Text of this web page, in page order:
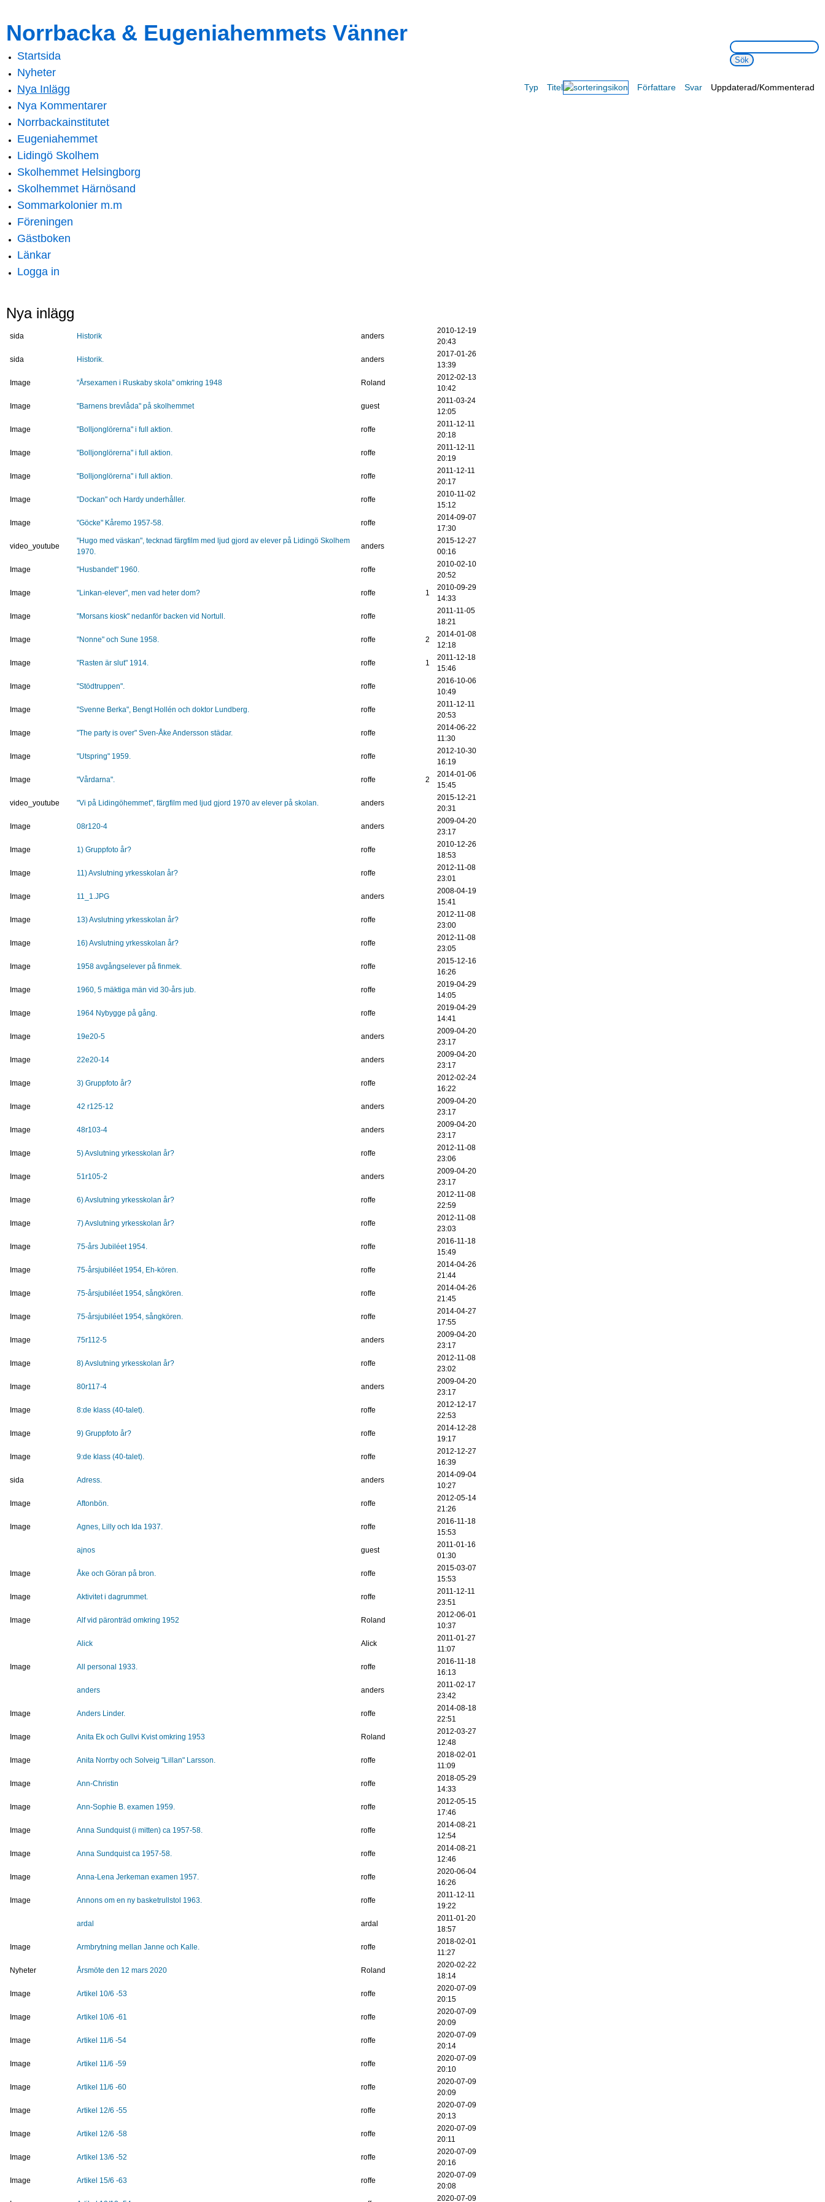
main
content
navigation
Norrbacka & Eugeniahemmets Vänner
Sök på webbsidan:
Main menu
Startsida
Nyheter
Nya Inlägg
Nya Kommentarer
Norrbackainstitutet
Eugeniahemmet
Lidingö Skolhem
Skolhemmet Helsingborg
Skolhemmet Härnösand
Sommarkolonier m.m
Föreningen
Gästboken
Länkar
Logga in
Nya inlägg
Typ Titel Författare Svar Uppdaterad/Kommenterad
sida Historik anders
2010-12-19
20:43
sida Historik. anders
2017-01-26
13:39
Image "Årsexamen i Ruskaby skola" omkring 1948 Roland
2012-02-13
10:42
Image "Barnens brevlåda" på skolhemmet guest
2011-03-24
12:05
Image "Bolljonglörerna" i full aktion. roffe
2011-12-11
20:18
Image "Bolljonglörerna" i full aktion. roffe
2011-12-11
20:19
Image "Bolljonglörerna" i full aktion. roffe
2011-12-11
20:17
Image "Dockan" och Hardy underhåller. roffe
2010-11-02
15:12
Image "Göcke" Kåremo 1957-58. roffe
2014-09-07
17:30
video_youtube
"Hugo med väskan", tecknad färgfilm med ljud gjord av elever på Lidingö Skolhem
1970.
anders
2015-12-27
00:16
Image "Husbandet" 1960. roffe
2010-02-10
20:52
Image "Linkan-elever", men vad heter dom? roffe 1
2010-09-29
14:33
Image "Morsans kiosk" nedanför backen vid Nortull. roffe
2011-11-05
18:21
Image "Nonne" och Sune 1958. roffe 2
2014-01-08
12:18
Image "Rasten är slut" 1914. roffe 1
2011-12-18
15:46
Image "Stödtruppen". roffe
2016-10-06
10:49
Image "Svenne Berka", Bengt Hollén och doktor Lundberg. roffe
2011-12-11
20:53
Image "The party is over" Sven-Åke Andersson städar. roffe
2014-06-22
11:30
Image "Utspring" 1959. roffe
2012-10-30
16:19
Image "Vårdarna". roffe 2
2014-01-06
15:45
video_youtube "Vi på Lidingöhemmet", färgfilm med ljud gjord 1970 av elever på skolan. anders
2015-12-21
20:31
Image 08r120-4 anders
2009-04-20
23:17
Image 1) Gruppfoto år? roffe
2010-12-26
18:53
Image 11) Avslutning yrkesskolan år? roffe
2012-11-08
23:01
Image 11_1.JPG anders
2008-04-19
15:41
Image 13) Avslutning yrkesskolan år? roffe
2012-11-08
23:00
Image 16) Avslutning yrkesskolan år? roffe
2012-11-08
23:05
Image 1958 avgångselever på finmek. roffe
2015-12-16
16:26
Image 1960, 5 mäktiga män vid 30-års jub. roffe
2019-04-29
14:05
Image 1964 Nybygge på gång. roffe
2019-04-29
14:41
Image 19e20-5 anders
2009-04-20
23:17
Image 22e20-14 anders
2009-04-20
23:17
Image 3) Gruppfoto år? roffe
2012-02-24
16:22
Image 42 r125-12 anders
2009-04-20
23:17
Image 48r103-4 anders
2009-04-20
23:17
Image 5) Avslutning yrkesskolan år? roffe
2012-11-08
23:06
Image 51r105-2 anders
2009-04-20
23:17
Image 6) Avslutning yrkesskolan år? roffe
2012-11-08
22:59
Image 7) Avslutning yrkesskolan år? roffe
2012-11-08
23:03
Image 75-års Jubiléet 1954. roffe
2016-11-18
15:49
Image 75-årsjubiléet 1954, Eh-kören. roffe
2014-04-26
21:44
Image 75-årsjubiléet 1954, sångkören. roffe
2014-04-26
21:45
Image 75-årsjubiléet 1954, sångkören. roffe
2014-04-27
17:55
Image 75r112-5 anders
2009-04-20
23:17
Image 8) Avslutning yrkesskolan år? roffe
2012-11-08
23:02
Image 80r117-4 anders
2009-04-20
23:17
Image 8:de klass (40-talet). roffe
2012-12-17
22:53
Image 9) Gruppfoto år? roffe
2014-12-28
19:17
Image 9:de klass (40-talet). roffe
2012-12-27
16:39
sida Adress. anders
2014-09-04
10:27
Image Aftonbön. roffe
2012-05-14
21:26
Image Agnes, Lilly och Ida 1937. roffe
2016-11-18
15:53
ajnos guest
2011-01-16
01:30
Image Åke och Göran på bron. roffe
2015-03-07
15:53
Image Aktivitet i dagrummet. roffe
2011-12-11
23:51
Image Alf vid päronträd omkring 1952 Roland
2012-06-01
10:37
Alick Alick
2011-01-27
11:07
Image All personal 1933. roffe
2016-11-18
16:13
anders anders
2011-02-17
23:42
Image Anders Linder. roffe
2014-08-18
22:51
Image Anita Ek och Gullvi Kvist omkring 1953 Roland
2012-03-27
12:48
Image Anita Norrby och Solveig "Lillan" Larsson. roffe
2018-02-01
11:09
Image Ann-Christin roffe
2018-05-29
14:33
Image Ann-Sophie B. examen 1959. roffe
2012-05-15
17:46
Image Anna Sundquist (i mitten) ca 1957-58. roffe
2014-08-21
12:54
Image Anna Sundquist ca 1957-58. roffe
2014-08-21
12:46
Image Anna-Lena Jerkeman examen 1957. roffe
2020-06-04
16:26
Image Annons om en ny basketrullstol 1963. roffe
2011-12-11
19:22
ardal ardal
2011-01-20
18:57
Image Armbrytning mellan Janne och Kalle. roffe
2018-02-01
11:27
Nyheter Årsmöte den 12 mars 2020 Roland
2020-02-22
18:14
Image Artikel 10/6 -53 roffe
2020-07-09
20:15
Image Artikel 10/6 -61 roffe
2020-07-09
20:09
Image Artikel 11/6 -54 roffe
2020-07-09
20:14
Image Artikel 11/6 -59 roffe
2020-07-09
20:10
Image Artikel 11/6 -60 roffe
2020-07-09
20:09
Image Artikel 12/6 -55 roffe
2020-07-09
20:13
Image Artikel 12/6 -58 roffe
2020-07-09
20:11
Image Artikel 13/6 -52 roffe
2020-07-09
20:16
Image Artikel 15/6 -63 roffe
2020-07-09
20:08
2020-07-09